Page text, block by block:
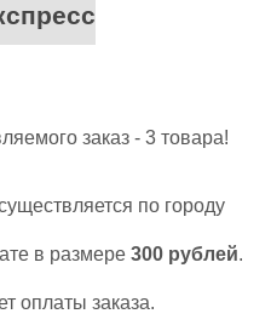
заказ - 3 товара!
по городу
в размере 300 рублей.
оплаты заказа.